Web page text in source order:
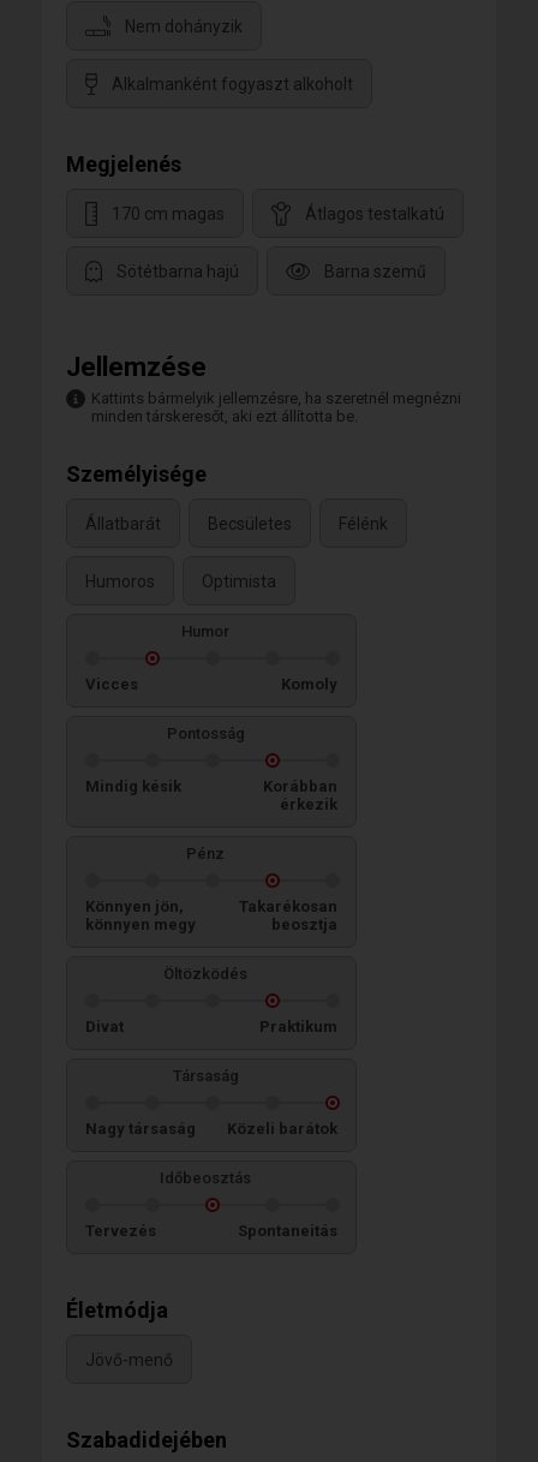
Nem dohányzik
Alkalmanként fogyaszt alkoholt
Megjelenés
170 cm magas Átlagos testalkatú
Sötétbarna hajú Barna szemű
Jellemzése
Kattints bármelyik jellemzésre, ha szeretnél megnézni
minden társkeresőt, aki ezt állította be.
Személyisége
Állatbarát Becsületes Félénk
Humoros Optimista
Humor
Vicces Komoly
Pontosság
Mindig késik
Korábban
érkezik
Pénz
Könnyen jön,
könnyen megy
Takarékosan
beosztja
Öltözködés
Divat Praktikum
Társaság
Nagy társaság Közeli barátok
Időbeosztás
Tervezés Spontaneitás
Életmódja
Jövő-menő
Szabadidejében